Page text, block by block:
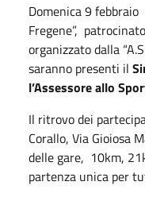
Domenica 9
Fregene”,
organizzato dalla
saranno presenti il
l’Assessore allo
Il ritrovo dei
Corallo, Via Gioiosa
delle gare, 10km,
partenza unica per